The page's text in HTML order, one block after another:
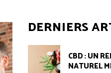
DERNIERS
CBD : UN
NATUREL